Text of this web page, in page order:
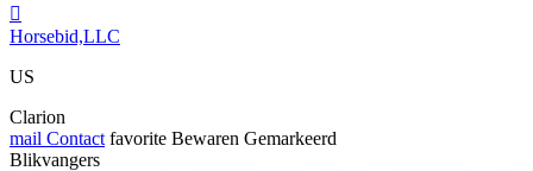

Horsebid,LLC
US
Clarion
mail Contact favorite Bewaren Gemarkeerd
Blikvangers